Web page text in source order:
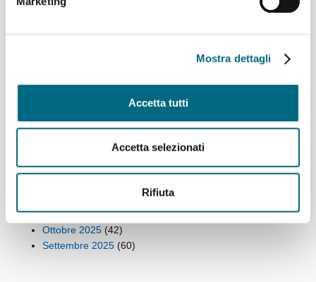
Mostra dettagli
Accetta tutti
Accetta selezionati
Rifiuta
Archivi
Maggio 2026(48)
(50)
Febbraio 2026(49)
Novembre 2025(43)
Ottobre 2025 (42)
Settembre 2025 (60)